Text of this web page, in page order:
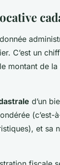
C’est un
montant de
d’un
(c’est-
et sa